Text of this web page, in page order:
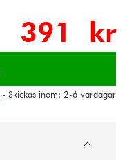
391 kr
- Skickas inom: 2-6 vardagar